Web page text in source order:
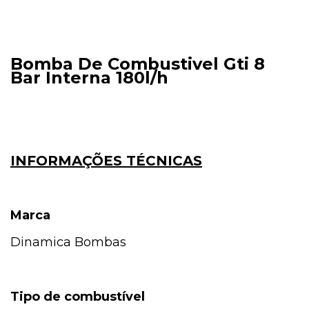
Bomba De Combustivel Gti 8
Bar Interna 180l/h
INFORMAÇÕES TÉCNICAS
Marca
Dinamica Bombas
Tipo de combustível